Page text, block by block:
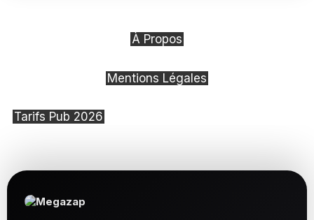
À Propos
Mentions Légales
Tarifs Pub 2026